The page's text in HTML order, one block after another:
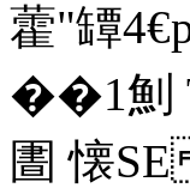
藿"
��1
圕 懐